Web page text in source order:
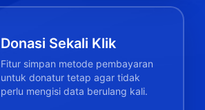
Donasi Sekali Klik
Fitur simpan metode pembayaran
untuk donatur tetap agar tidak
perlu mengisi data berulang kali.